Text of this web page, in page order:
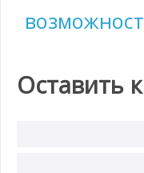
Оставить